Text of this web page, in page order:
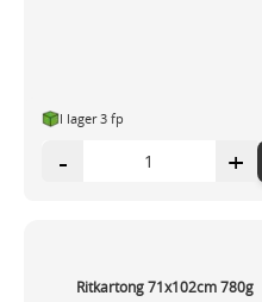
I lager 3 fp
- +
Ritkartong 71x102cm 780g